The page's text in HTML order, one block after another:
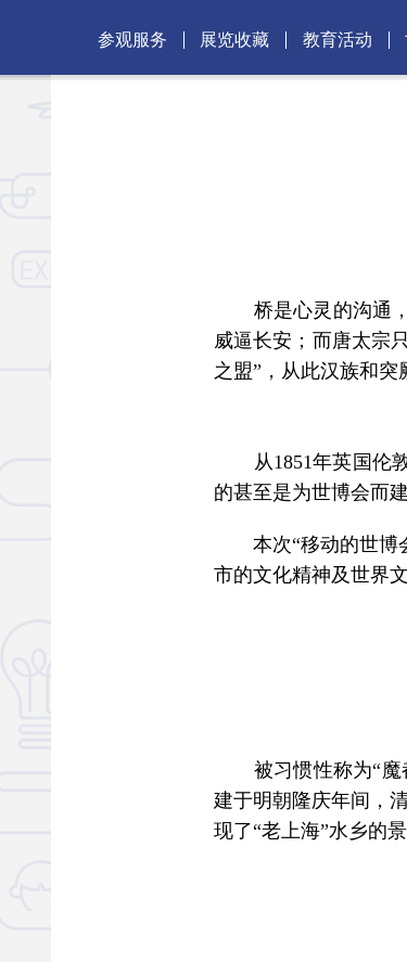
参观服务 展览收藏 教育活动
桥是心灵的沟通，
威逼长安；而唐太宗
之盟”，从此汉族和突
从1851年英国伦敦
的甚至是为世博会而建
本次“移动的世博会
市的文化精神及世界
被习惯性称为“魔都
建于明朝隆庆年间，
现了“老上海”水乡的